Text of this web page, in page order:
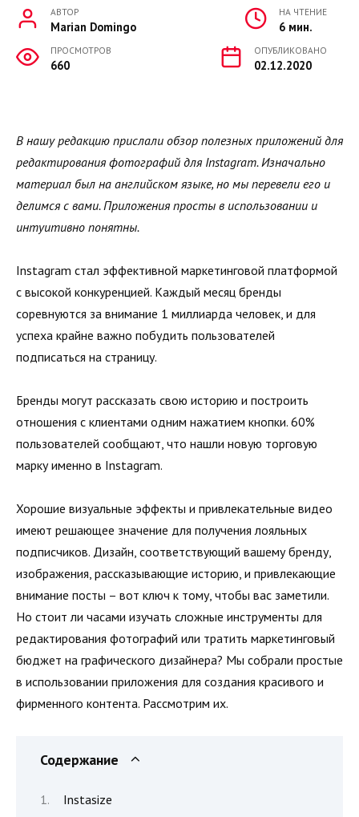
АВТОР
Marian Domingo
НА ЧТЕНИЕ
6 мин.
ПРОСМОТРОВ
660
ОПУБЛИКОВАНО
02.12.2020
В нашу редакцию прислали обзор полезных приложений для
редактирования фотографий для Instagram. Изначально
материал был на английском языке, но мы перевели его и
делимся с вами. Приложения просты в использовании и
интуитивно понятны.
Instagram стал эффективной маркетинговой платформой
с высокой конкуренцией. Каждый месяц бренды
соревнуются за внимание 1 миллиарда человек, и для
успеха крайне важно побудить пользователей
подписаться на страницу.
Бренды могут рассказать свою историю и построить
отношения с клиентами одним нажатием кнопки. 60%
пользователей сообщают, что нашли новую торговую
марку именно в Instagram.
Хорошие визуальные эффекты и привлекательные видео
имеют решающее значение для получения лояльных
подписчиков. Дизайн, соответствующий вашему бренду,
изображения, рассказывающие историю, и привлекающие
внимание посты – вот ключ к тому, чтобы вас заметили.
Но стоит ли часами изучать сложные инструменты для
редактирования фотографий или тратить маркетинговый
бюджет на графического дизайнера? Мы собрали простые
в использовании приложения для создания красивого и
фирменного контента. Рассмотрим их.
Содержание
Instasize